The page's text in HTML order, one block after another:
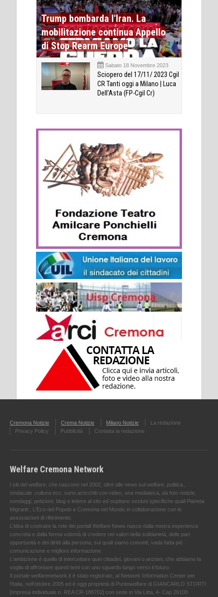
Trump bombarda l'Iran. La
mobilitazione continua Appello
di Stop Rearm Europe
Sabato 18 Novembre 2023
Sciopero del 17/11/ 2023 Cgil
CR Tanti oggi a Milano | Luca
Dell’Asta (FP-Cgil Cr)
Cremona Notizie Crema Notizie Milano Notizie
La redazione
Privacy Policy
Pubblicità Contatta la redazione
Welfare Cremona Network
I siti del welfare, che nascono nel 2002, oltre alle news sul welfare, politica ,
sindacale ,cultura ecc. sono arricchiti con video, una mediateca, da foto notizie,
sondaggi, petizioni, blog e lettere al sito ed ospitano sezioni specifiche quali Pianeta
Migranti , L'Eco del Popolo e Cremona nel Mondo in collaborazione con le
associazioni di riferimento.
L'idea di costruire la rete dei portali Welfare News nasce dalla nostra esperienza
concreta e dalla ferma volontà di credere nei valori della solidarietà, delle pari
opportunità e dei diritti alla persona, sui quali siamo convinti, vada fatta più
comunicazione e migliore informazione.
L'ambizione è quella di intercettare quei cittadini, giovani o anziani, che abbiamo la
voglia di affrontare questi temi con uno sguardo lungo verso il futuro.
Il portale welfarenetwork.it è stato registrato, al Network Information Center per
l'Italia, nell’ottobre 2005 ed è oggi proprietà di Puntowelfare di GIANCARLO STORTI
[Impresa individuale n. REA CR-188702] con sede in Via Litta, 4- Cap 26100